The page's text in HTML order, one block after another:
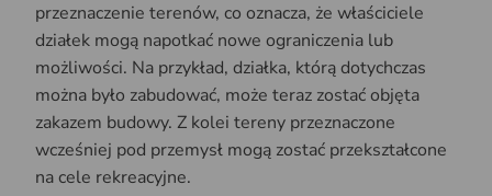
przeznaczenie terenów, co oznacza, że właściciele
działek mogą napotkać nowe ograniczenia lub
możliwości. Na przykład, działka, którą dotychczas
można było zabudować, może teraz zostać objęta
zakazem budowy. Z kolei tereny przeznaczone
wcześniej pod przemysł mogą zostać przekształcone
na cele rekreacyjne.